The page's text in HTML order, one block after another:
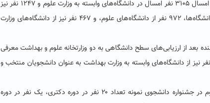
۳۱۰۵ نفر امسال در دانشگاه‌های وابسته به وزارت علوم و۱۲۴۷
نفر نیز
از دانشگاه‌های وابسته به وزارت بهداشت ثبت‌نام کرده‌اند و در مرحله دانشگاه‌ها، ۹۷۲ نفر از دانشگاه‌های علوم، و ۴۶۷ نفر نیز از دانشگاه‌های وزارت
۲۲۰ نفر از دانشجویان شرکت‌کننده بعد از ارزیابی‌های سطح دانشگاهی به دو وزارتخانه علوم و بهداشت معرفی
شدند و در نهایت ۲۷ نفر از دانشگاه‌های وابسته به وزارت علوم و از ۱۳ نفر نیز از دانشگاه‌های وابسته به وزارت بهداشت به عنوان دانشجویان منتخب و
به گفته دکتر صدیقی، از ۲۷ دانشجوی برگزیده دانشگاه‌های وزارت علوم در جشنواره دانشجوی نمونه تعداد ۲۰ نفر در دوره دکتری، یک نفر در دوره